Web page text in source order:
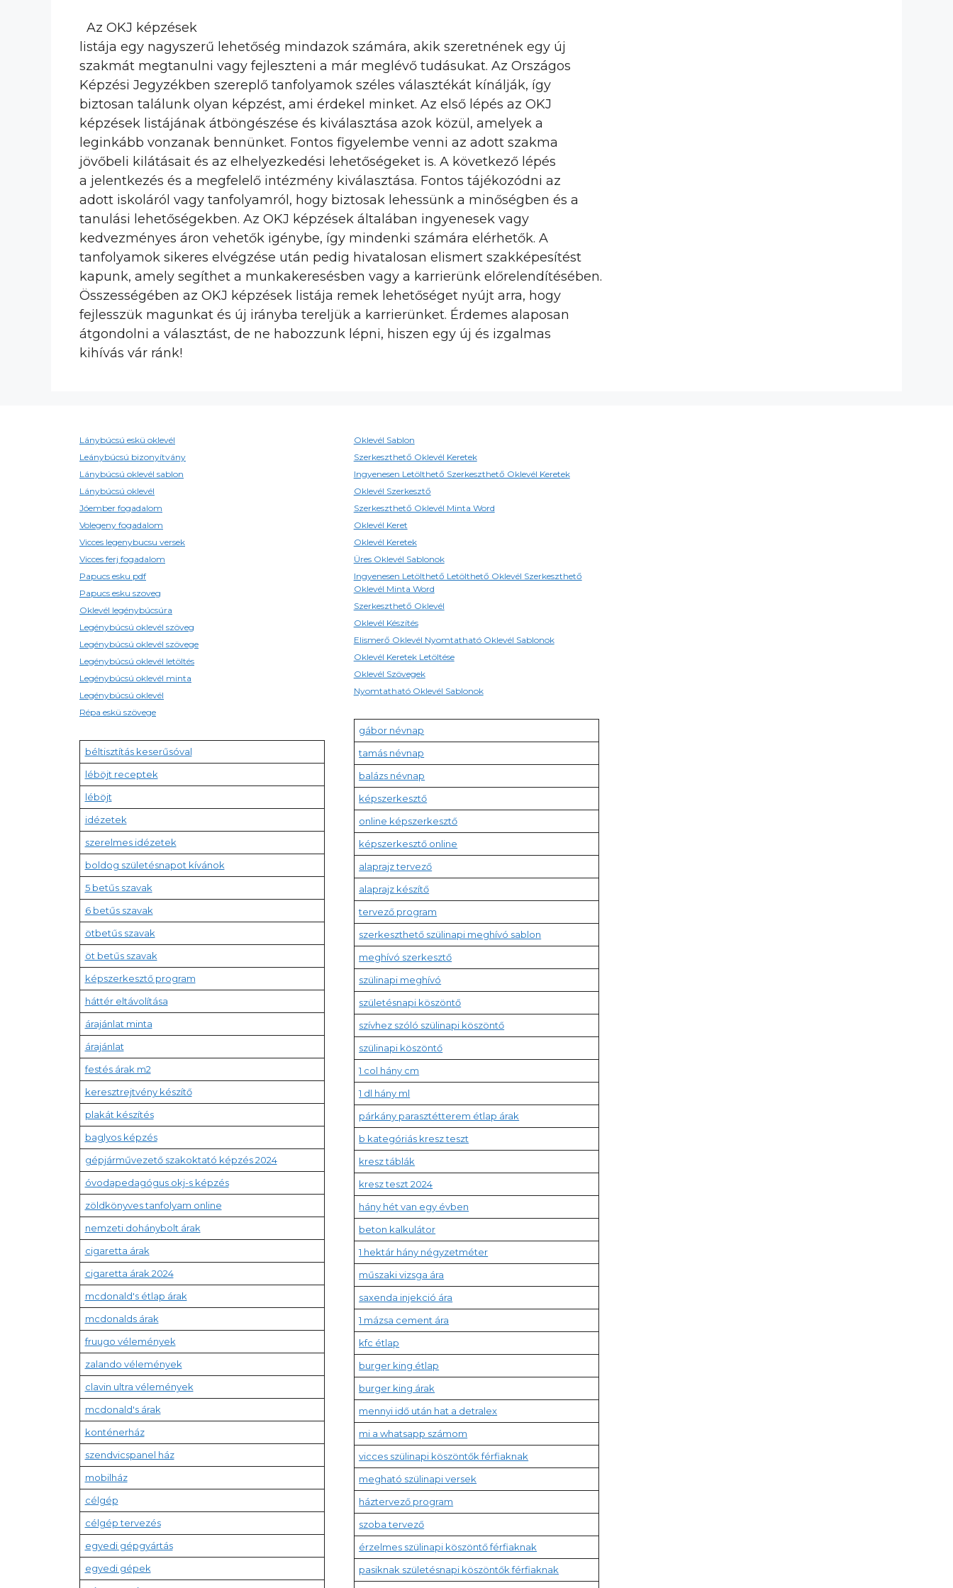
Az OKJ képzések
listája egy nagyszerű lehetőség mindazok számára, akik szeretnének egy új
szakmát megtanulni vagy fejleszteni a már meglévő tudásukat. Az Országos
Képzési Jegyzékben szereplő tanfolyamok széles választékát kínálják, így
biztosan találunk olyan képzést, ami érdekel minket. Az első lépés az OKJ
képzések listájának átböngészése és kiválasztása azok közül, amelyek a
leginkább vonzanak bennünket. Fontos figyelembe venni az adott szakma
jövőbeli kilátásait és az elhelyezkedési lehetőségeket is. A következő lépés
a jelentkezés és a megfelelő intézmény kiválasztása. Fontos tájékozódni az
adott iskoláról vagy tanfolyamról, hogy biztosak lehessünk a minőségben és a
tanulási lehetőségekben. Az OKJ képzések általában ingyenesek vagy
kedvezményes áron vehetők igénybe, így mindenki számára elérhetők. A
tanfolyamok sikeres elvégzése után pedig hivatalosan elismert szakképesítést
kapunk, amely segíthet a munkakeresésben vagy a karrierünk előrelendítésében.
Összességében az OKJ képzések listája remek lehetőséget nyújt arra, hogy
fejlesszük magunkat és új irányba tereljük a karrierünket. Érdemes alaposan
átgondolni a választást, de ne habozzunk lépni, hiszen egy új és izgalmas
kihívás vár ránk!
Lánybúcsú eskü oklevél
Leánybúcsú bizonyítvány
Lánybúcsú oklevél sablon
Lánybúcsú oklevél
Jóember fogadalom
Volegeny fogadalom
Vicces legenybucsu versek
Vicces ferj fogadalom
Papucs esku pdf
Papucs esku szoveg
Oklevél legénybúcsúra
Legénybúcsú oklevél szöveg
Legénybúcsú oklevél szövege
Legénybúcsú oklevél letöltés
Legénybúcsú oklevél minta
Legénybúcsú oklevél
Répa eskü szövege
béltisztítás keserűsóval
léböjt receptek
léböjt
idézetek
szerelmes idézetek
boldog születésnapot kívánok
5 betűs szavak
6 betűs szavak
ötbetűs szavak
öt betűs szavak
képszerkesztő program
háttér eltávolítása
árajánlat minta
árajánlat
festés árak m2
keresztrejtvény készítő
plakát készítés
baglyos képzés
gépjárművezető szakoktató képzés 2024
óvodapedagógus okj-s képzés
zöldkönyves tanfolyam online
nemzeti dohánybolt árak
cigaretta árak
cigaretta árak 2024
mcdonald's étlap árak
mcdonalds árak
fruugo vélemények
zalando vélemények
clavin ultra vélemények
mcdonald's árak
konténerház
szendvicspanel ház
mobilház
célgép
célgép tervezés
egyedi gépgyártás
egyedi gépek
Oklevél Sablon
Szerkeszthető Oklevél Keretek
Ingyenesen Letölthető Szerkeszthető Oklevél Keretek
Oklevél Szerkesztő
Szerkeszthető Oklevél Minta Word
Oklevél Keret
Oklevél Keretek
Üres Oklevél Sablonok
Ingyenesen Letölthető Letölthető Oklevél Szerkeszthető
Oklevél Minta Word
Szerkeszthető Oklevél
Oklevél Készítés
Elismerő Oklevél Nyomtatható Oklevél Sablonok
Oklevél Keretek Letöltése
Oklevél Szövegek
Nyomtatható Oklevél Sablonok
gábor névnap
tamás névnap
balázs névnap
képszerkesztő
online képszerkesztő
képszerkesztő online
alaprajz tervező
alaprajz készítő
tervező program
szerkeszthető szülinapi meghívó sablon
meghívó szerkesztő
szülinapi meghívó
születésnapi köszöntő
szívhez szóló szülinapi köszöntő
szülinapi köszöntő
1 col hány cm
1 dl hány ml
párkány parasztétterem étlap árak
b kategóriás kresz teszt
kresz táblák
kresz teszt 2024
hány hét van egy évben
beton kalkulátor
1 hektár hány négyzetméter
műszaki vizsga ára
saxenda injekció ára
1 mázsa cement ára
kfc étlap
burger king étlap
burger king árak
mennyi idő után hat a detralex
mi a whatsapp számom
vicces szülinapi köszöntők férfiaknak
megható szülinapi versek
háztervező program
szoba tervező
érzelmes szülinapi köszöntő férfiaknak
pasiknak születésnapi köszöntők férfiaknak